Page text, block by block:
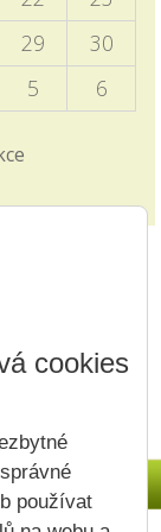
v blogu
týden v
v záložce
Blogu
29
30
5 6
cookies
používat